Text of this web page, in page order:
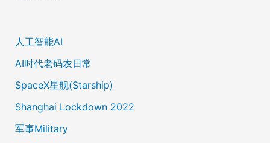
人工智能AI
AI时代老码农日常
SpaceX星舰(Starship)
Shanghai Lockdown 2022
军事Military